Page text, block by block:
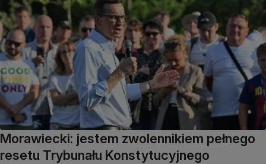
Morawiecki: jestem zwolennikiem pełnego
resetu Trybunału Konstytucyjnego